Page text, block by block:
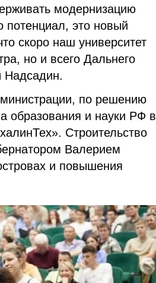
модернизацию
потенциал, это новый
скоро наш университет
но и всего Дальнего
Надсадин.
по решению
образования и науки РФ в
Строительство
Валерием
и повышения